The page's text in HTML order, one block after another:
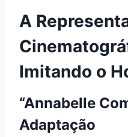
A
Imitando o
“Annabelle
Adaptação